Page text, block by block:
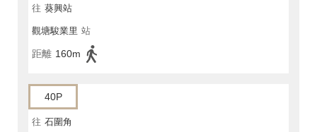
往 葵興站
觀塘駿業里 站
距離 160m
40P
往 石圍角